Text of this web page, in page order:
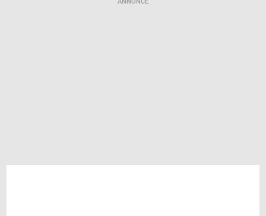
ANNONCE